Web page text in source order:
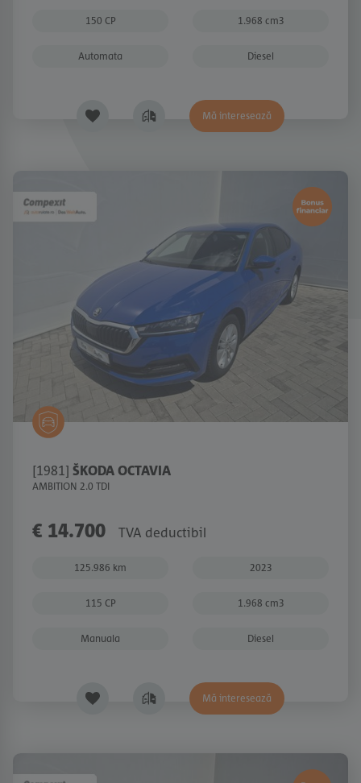
150 CP 1.968 cm3
Automata Diesel
Mă interesează
[1981] ŠKODA OCTAVIA
AMBITION 2.0 TDI
€ 14.700 TVA deductibil
125.986 km 2023
115 CP 1.968 cm3
Manuala Diesel
Mă interesează